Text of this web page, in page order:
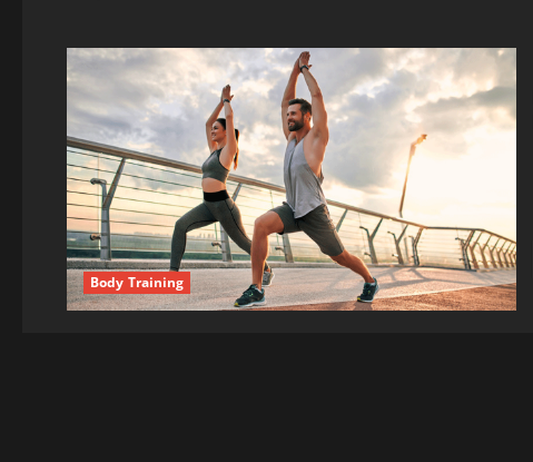
Body Training